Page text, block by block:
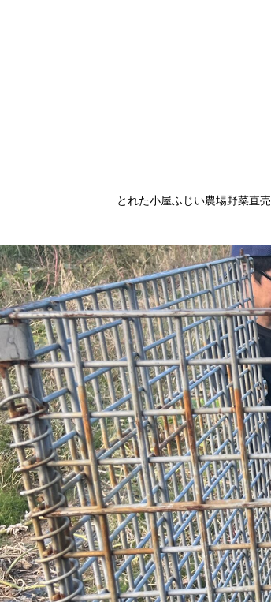
とれた小屋ふじい農場野菜直